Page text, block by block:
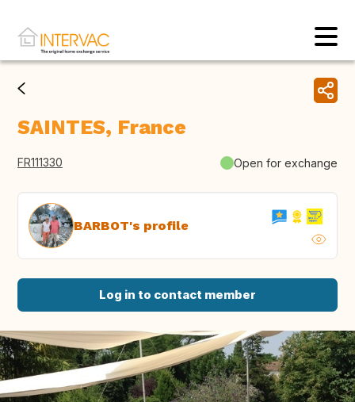
SAINTES, France
FR111330 Open for exchange
BARBOT's profile
Log in to contact member